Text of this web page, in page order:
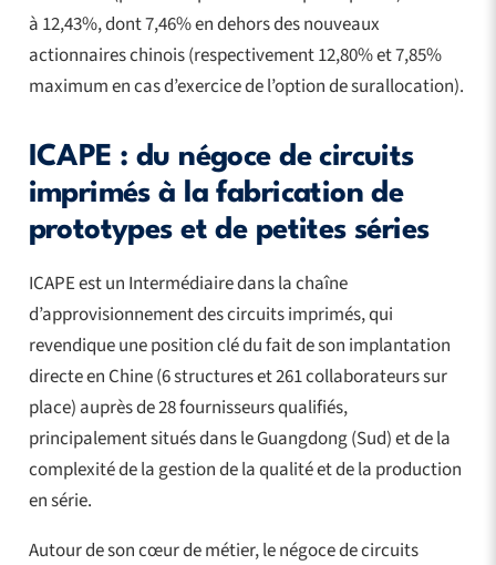
à 12,43%, dont 7,46% en dehors des nouveaux
actionnaires chinois (respectivement 12,80% et 7,85%
maximum en cas d’exercice de l’option de surallocation).
ICAPE : du négoce de circuits
imprimés à la fabrication de
prototypes et de petites séries
ICAPE est un Intermédiaire dans la chaîne
d’approvisionnement des circuits imprimés, qui
revendique une position clé du fait de son implantation
directe en Chine (6 structures et 261 collaborateurs sur
place) auprès de 28 fournisseurs qualifiés,
principalement situés dans le Guangdong (Sud) et de la
complexité de la gestion de la qualité et de la production
en série.
Autour de son cœur de métier, le négoce de circuits